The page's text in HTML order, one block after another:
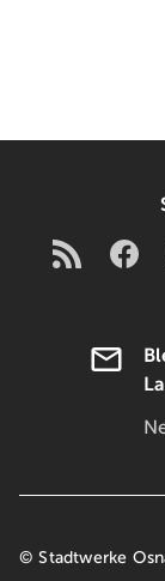
© Stadtwerke